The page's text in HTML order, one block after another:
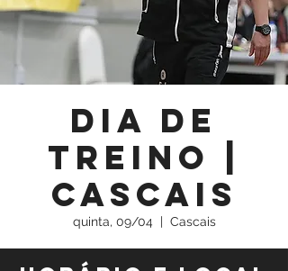
Dia de
Treino |
Cascais
quinta, 09/04
  |
Cascais